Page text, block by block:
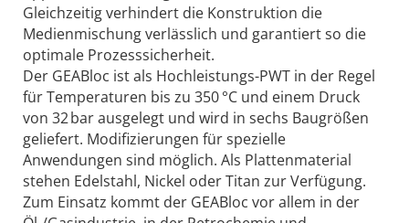
Gleichzeitig verhindert die Konstruktion die
Medienmischung verlässlich und garantiert so die
optimale Prozesssicherheit.
Der GEABloc ist als Hochleistungs-PWT in der Regel
für Temperaturen bis zu 350 °C und einem Druck
von 32 bar ausgelegt und wird in sechs Baugrößen
geliefert. Modifizierungen für spezielle
Anwendungen sind möglich. Als Plattenmaterial
stehen Edelstahl, Nickel oder Titan zur Verfügung.
Zum Einsatz kommt der GEABloc vor allem in der